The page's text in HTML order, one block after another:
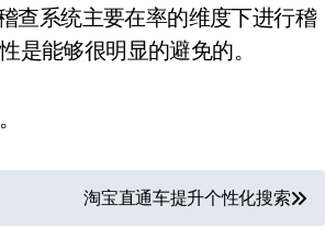
查系统主要在率的维度下进行稽
是能够很明显的避免的。
淘宝直通车提升个性化搜索